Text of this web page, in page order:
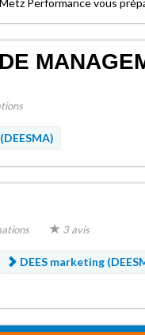
Metz Performance vous
3 avis
DEES marketing